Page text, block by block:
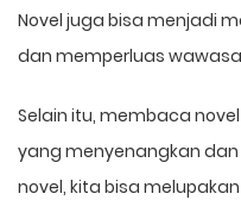
Novel juga bisa menjadi
dan memperluas
Selain itu, membaca
yang menyenangkan
novel, kita bisa